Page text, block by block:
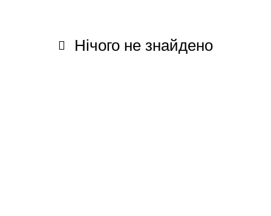
Нічого не знайдено